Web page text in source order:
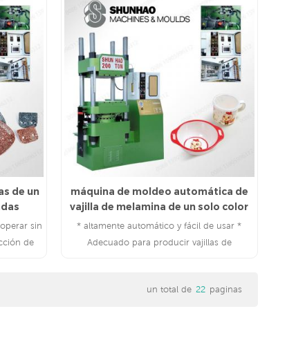
de un
sin
de
máquina de moldeo automática de
vajilla de melamina de un solo color
* altamente automático y fácil de usar *
Adecuado para producir vajillas de
un total de 22 paginas